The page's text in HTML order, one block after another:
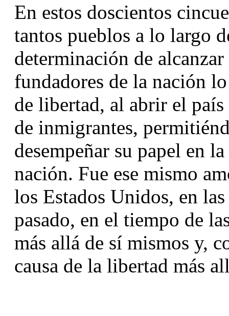
En estos doscientos
tantos pueblos a lo largo
determinación de
fundadores de la nación
de libertad, al abrir el país
de inmigrantes,
desempeñar su papel en
nación. Fue ese mismo
los Estados Unidos, en
pasado, en el tiempo de
más allá de sí mismos y,
causa de la libertad más